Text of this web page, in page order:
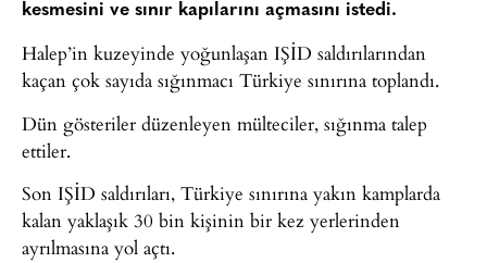
kesmesini ve sınır kapılarını açmasını istedi.
Halep’in kuzeyinde yoğunlaşan IŞİD saldırılarından
kaçan çok sayıda sığınmacı Türkiye sınırına toplandı.
Dün gösteriler düzenleyen mülteciler, sığınma talep
ettiler.
Son IŞİD saldırıları, Türkiye sınırına yakın kamplarda
kalan yaklaşık 30 bin kişinin bir kez yerlerinden
ayrılmasına yol açtı.